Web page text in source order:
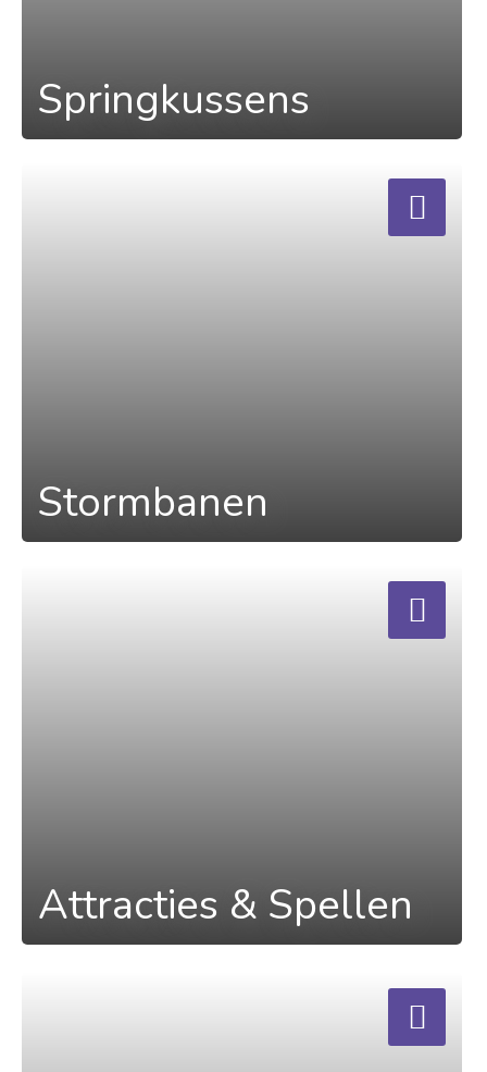
Springkussens
Stormbanen
Attracties & Spellen